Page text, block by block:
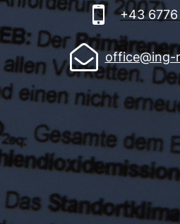
 +43 6776
 office@ing-